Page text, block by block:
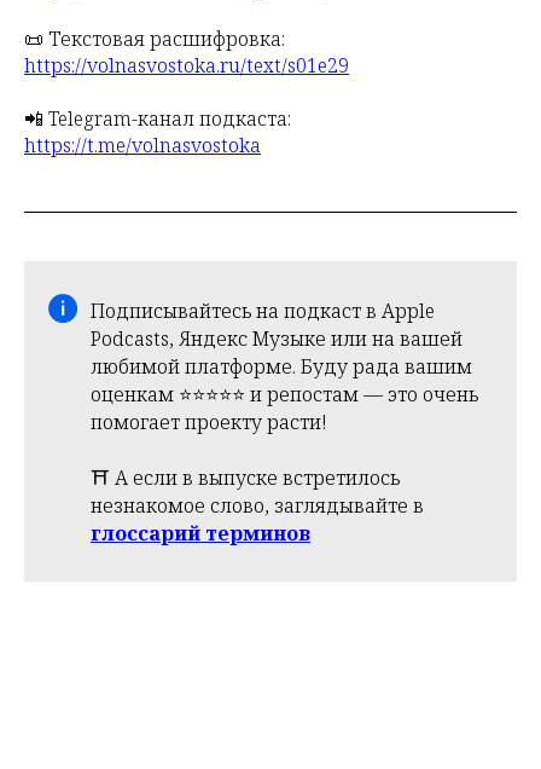
📜 Текстовая расшифровка:
https://volnasvostoka.ru/text/s01e29
📲 Telegram-канал подкаста:
https://t.me/volnasvostoka
Подписывайтесь на подкаст в Apple
Podcasts, Яндекс Музыке или на вашей
любимой платформе. Буду рада вашим
оценкам ⭐️⭐️⭐️⭐️⭐️ и репостам — это очень
помогает проекту расти!
⛩️ А если в выпуске встретилось
незнакомое слово, заглядывайте в
глоссарий терминов